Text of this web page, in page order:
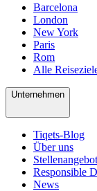
Barcelona
London
New York
Paris
Rom
Alle
Unternehmen
Tiqets-Blog
Über uns
Responsible
News